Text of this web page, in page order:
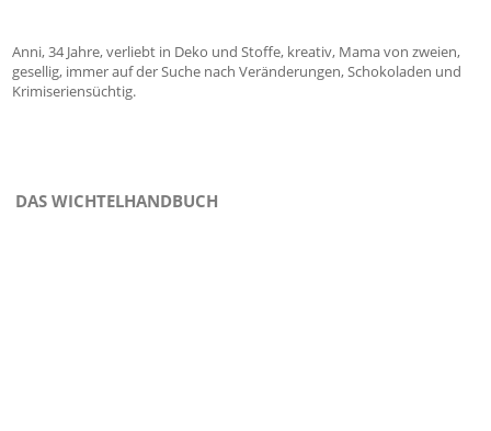
Anni, 34 Jahre, verliebt in Deko und Stoffe, kreativ, Mama von zweien,
gesellig, immer auf der Suche nach Veränderungen, Schokoladen und
Krimiseriensüchtig.
DAS WICHTELHANDBUCH